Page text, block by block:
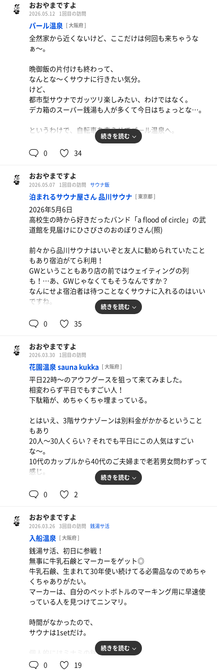
渋谷に戻って油そば。深夜、繁華街ってだけで舐めて
たけど割と美味かった。
いや〜気持ちよかった。
おじゃましました！
つけ麺(もつ)
10年ぶりくらい？！のすがり…若い頃人気だった店が
今も列をなしていて少し嬉しい。
っている銭湯のすごさ、ありがたさよ…。
サウナと貸タオルで650円を払って入浴。
貸タオルの匂いが良すぎる。
とはいえ肌がヒリヒリする感覚はなく、芯からじっくりと
熱くなれる。
BGMには京都のバンド、水平線が選曲したプレイリストが
流れている。
かなり「チルい」選曲で好みでした。
ひ見てみて欲しい。
個人的にはどデカいテレビより、音楽が流れている方が好
ど平日・お昼間の時間、太陽が窓から差し込む水風呂へ
in。
背徳感と共にととのったーーー。
ここはオリジナルグッズ含め物販も充実していて、飲み物
の種類も豊富。
迷って迷って、結局カルピスにしてしまいましたが笑、サ
ウナ後の飲み物ってなんでも美味しいすよね。
帰りはタクシーに乗り込み京都駅へ。
京都の滞在時間、わずか3時間！
少しの間だけ味わえた「京都」の余韻を感じながら帰阪す
るのでした。
P.S.すみません、貸タオルの柔軟剤、何使ってるんです
ペッパーカルネ
急いでいる人が一瞬で京都を感じる方法の一つ。
おおやまですよ
2026.05.12 1回目の訪問
パール温泉 [ 大阪府 ]
全然家から近くないけど、ここだけは何回も来ちゃうな
ぁ〜。
晩御飯の片付けも終わって、
なんとな〜くサウナに行きたい気分。
けど、
都市型サウナでガッツリ楽しみたい、わけではなく。
デカ箱のスーパー銭湯も人が多くて今日はちょっとな…。
というわけで、自転車を走らせてパール温泉へ。
ストリートファイターコラボの時に初めて来て以来かな、
施設内が明るくて、清潔感があって最高。
あと、店内で流れてるBGMがきのこ帝国だったり、初期セ
カオワだったり、妙に刺さる選曲なのも好きです。笑
(ちなみにサウナ内でも音楽が流れていて、こっちは懐か
しめの選曲が多くて、DJが違うな笑、と思ってました)
サウナはボナサウナ。
ここのは熱も柔らかくて、本当に気持ちいい！
サウナ初心者の人にもハマってもらえそう。
今日は1セットだけ。
あとはお風呂に入ってぼーっとして、
帰りにヨーグルッペ飲んで帰宅。
ドライヤー無料だったり、
細やかな気遣いや特色があって居心地いい銭湯です。
特別近い距離ではないんですけど、
帰り道、風を切って走る自転車が最高な季節になってきま
した。
続きを読む
0 34
おおやまですよ
2026.05.07 1回目の訪問 サウナ飯
泊まれるサウナ屋さん 品川サウナ [ 東京都 ]
2026年5月6日
高校生の時から好きだったバンド「a flood of circle」の武
道館を見届けにひさびさのおのぼりさん(照)
前々から品川サウナはいいぞと友人に勧められていたこと
もあり宿泊がてら利用！
GWということもあり店の前ではウェイティングの列
も！…あ、GWじゃなくてもそうなんですか？
なんにせよ宿泊者は待つことなくサウナに入れるのはいい
ですね。
サウナは夜9時と朝7時のアウフグースに合わせて入室。
水風呂がサウナの真ん中にあって導線最高！
シングルの水風呂もある！
屋上にある外気浴のスペースめちゃ広！
ブレインスリープのベッドもある！最高最高！
と、ここまではテンション上がっていたのですが前述のよ
うに外には行列ができるほどの盛況っぷり。シャワー含む
ほど前から出来始めていて、、、
せっかくここまできてアウフグース入れませんでした、は
勿体無い！
と思い列に並び待つことに。
21時の回はトリップ緑川さんという方のアウフグース。
サ室には30名近い人数がいて大盛況！
ランポランタンの「ほぼ水の泡」など選曲のセンスがめち
ゃくちゃいい！
最後はスカパラの「Paradice has no border」でフィニッ
シュ。
そこまで広いスペースではないのに、タオルパフォーマン
スもすごくてめちゃくちゃ良かった！
、、、ただ、
アウフグースのセットごとに抜ける人が5〜6人くらいいて
(1セット目で抜ける人もかなりいた)さらにその5〜6人抜
けるのを待って別の方が入ってくるのを待つ時間があり、
その間扉は開きっぱなしになるという。。
トータルで20分くらいはサ室にいることになり、待ち時間
の長さも含め導線命の人には向かないサウナかも。
続きを読む
0 35
おおやまですよ
2026.03.30 1回目の訪問
花園温泉 sauna kukka [ 大阪府 ]
平日22時〜のアウフグースを狙って来てみました。
相変わらず平日でもすごい人！
下駄箱が、めちゃくちゃ埋まっている。
とはいえ、3階サウナゾーンは別料金がかかるということ
もあり
20人〜30人くらい？それでも平日にこの人気はすごい
な〜。
10代のカップルから40代のご夫婦まで老若男女問わずって
感じ。
ちょうど4月19日・20日に花園温泉で
アウフグースチャンピオンシップの近畿予選が行われると
いうこともあり、
この予選に参加される「素面のいいだ。」さんがその練習
も兼ねたアウフグースをやってくれることに！
ラッキーラッキー！
内容言えないのがもどかしいくらい笑、めちゃくちゃ面白
かった！
アウフグース、まだこんな引き出しがあるのか〜〜
20日の19時〜、大トリで出場されるらしいので皆様もその
目でぜひ・・・！
そのままの流れで23時の「みたむー」さんのアウフグース
も！
これは先ほどとは打って変わり、シンプルにその熱さを体
感するアウフグース。
続きを読む
0 2
おおやまですよ
2026.03.26 3回目の訪問 銭湯サ活
入船温泉 [ 大阪府 ]
銭湯サ活、初日に参戦！
無事に牛乳石鹸とマーカーをゲット◎
牛乳石鹸、生まれて30年使い続けてる必需品なのでめちゃ
くちゃありがたい。
マーカーは、自分のペットボトルのマーキング用に早速使
っている人を見つけてニンマリ。
時間がなかったので、
サウナは1setだけ。
個人的にはミナミの銭湯サ活、
ここが1番だと思ってます。。
続きを読む
0 19